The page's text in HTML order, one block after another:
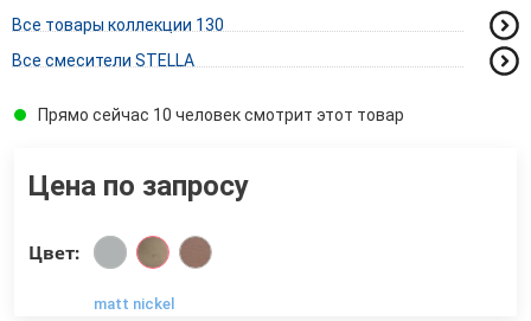
Все товары коллекции 130
Все смесители STELLA
Прямо сейчас 10 человек смотрит этот товар
Цена по запросу
Цвет:
matt nickel